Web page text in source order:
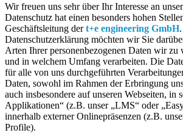
Wir freuen uns sehr über Ihr Interesse an
Datenschutz hat einen besonders hohen
Geschäftsleitung dert+e engineering GmbH
Datenschutzerklärung möchten wir Sie
Arten Ihrer personenbezogenen Daten wir zu
und in welchem Umfang verarbeiten. Die
für alle von uns durchgeführten
Daten, sowohl im Rahmen der Erbringung
auch insbesondere auf unseren Webseiten, in
Applikationen“ (z.B. unser „LMS“ oder
innerhalb externer Onlinepräsenzen (z.B.
Profile).